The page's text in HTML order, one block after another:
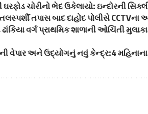
ઘરફોડ ચોરીનો ભેદ ઉકેલાયો: ઇન્દોરની
તપાસ બાદ દાહોદ પોલીસે
વર્ગ પ્રાથમિક શાળાની ઓચિંતી
વેપાર અને ઉદ્યોગનું નવું કેન્દ્ર:4